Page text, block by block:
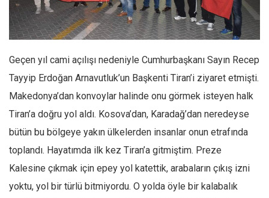
Facebook
Instagram
Editörden
Kemal Özer
Mahmut Toptaş
Yvonne Ridley
Barış Tarımcıoğlu
Ömer Kayani
Geçen yıl cami açılışı nedeniyle Cumhurbaşkanı Sayın Recep
Tayyip Erdoğan Arnavutluk’un Başkenti Tiran’i ziyaret etmişti.
Makedonya’dan konvoylar halinde onu görmek isteyen halk
Tiran’a doğru yol aldı. Kosova’dan, Karadağ’dan neredeyse
bütün bu bölgeye yakın ülkelerden insanlar onun etrafında
toplandı. Hayatımda ilk kez Tiran’a gitmiştim. Preze
Kalesine çıkmak için epey yol katettik, arabaların çıkış izni
yoktu, yol bir türlü bitmiyordu. O yolda öyle bir kalabalık